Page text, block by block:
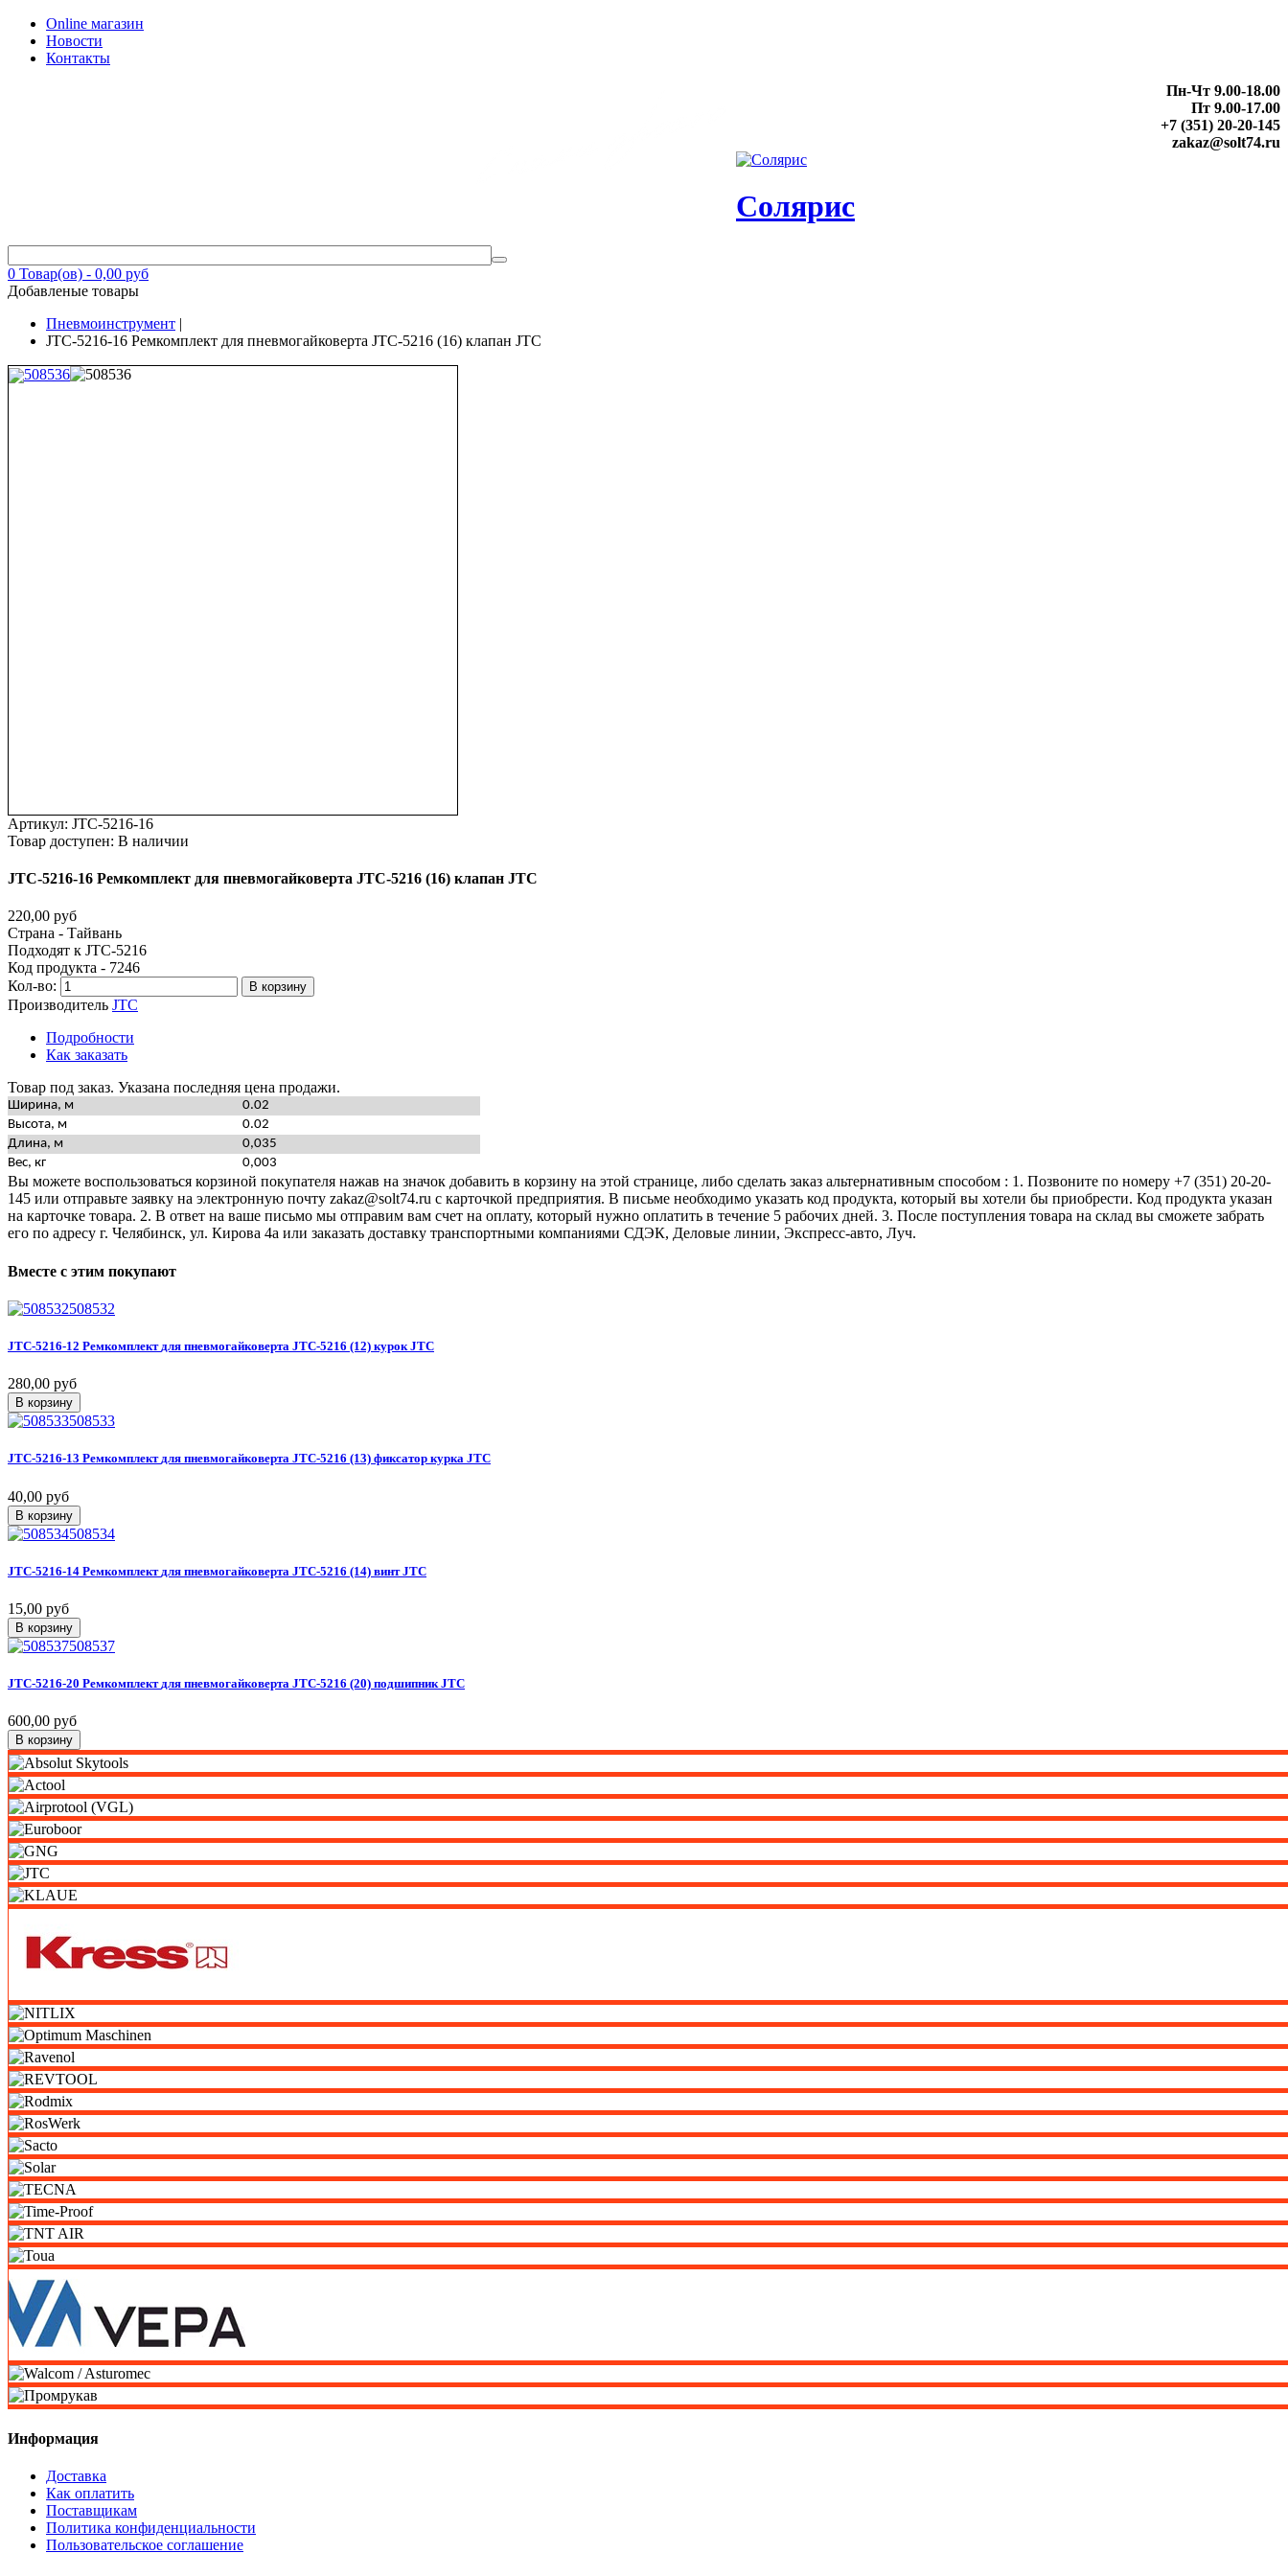
Online магазин
Новости
Контакты
Пн-Чт 9.00-18.00
Пт 9.00-17.00
+7 (351) 20-20-145
zakaz@solt74.ru
Солярис
0 Товар(ов) - 0,00 руб
Добавленые товары
Пневмоинструмент |
JTC-5216-16 Ремкомплект для пневмогайковерта JTC-5216 (16) клапан JTC
508536
Артикул: JTC-5216-16
Товар доступен: В наличии
JTC-5216-16 Ремкомплект для пневмогайковерта JTC-5216 (16) клапан JTC
220,00 руб
Страна - Тайвань
Подходят к JTC-5216
Код продукта - 7246
Кол-во:
В корзину
Производитель JTC
Подробности
Как заказать
Товар под заказ. Указана последняя цена продажи.
Ширина, м
0.02
Высота, м
0.02
Длина, м
0,035
Вес, кг
0,003
Вы можете воспользоваться корзиной покупателя нажав на значок добавить в корзину на этой странице, либо сделать заказ альтернативным способом : 1. Позвоните по номеру +7 (351) 20-20-
145 или отправьте заявку на электронную почту zakaz@solt74.ru с карточкой предприятия. В письме необходимо указать код продукта, который вы хотели бы приобрести. Код продукта указан
на карточке товара. 2. В ответ на ваше письмо мы отправим вам счет на оплату, который нужно оплатить в течение 5 рабочих дней. 3. После поступления товара на склад вы сможете забрать
его по адресу г. Челябинск, ул. Кирова 4а или заказать доставку транспортными компаниями СДЭК, Деловые линии, Экспресс-авто, Луч.
Вместе с этим покупают
508532
JTC-5216-12 Ремкомплект для пневмогайковерта JTC-5216 (12) курок JTC
280,00 руб
В корзину
508533
JTC-5216-13 Ремкомплект для пневмогайковерта JTC-5216 (13) фиксатор курка JTC
40,00 руб
В корзину
508534
JTC-5216-14 Ремкомплект для пневмогайковерта JTC-5216 (14) винт JTC
15,00 руб
В корзину
508537
JTC-5216-20 Ремкомплект для пневмогайковерта JTC-5216 (20) подшипник JTC
600,00 руб
В корзину
Информация
Доставка
Как оплатить
Поставщикам
Политика конфиденциальности
Пользовательское соглашение